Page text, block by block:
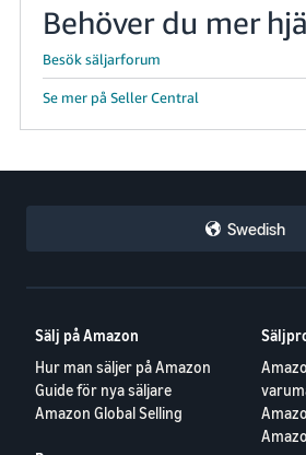
Behöver du mer
Besök säljarforum
Se mer på Seller Central
Swedish
Sälj på Amazon
Hur man säljer på Amazon
Guide för nya säljare
Amazon Global Selling